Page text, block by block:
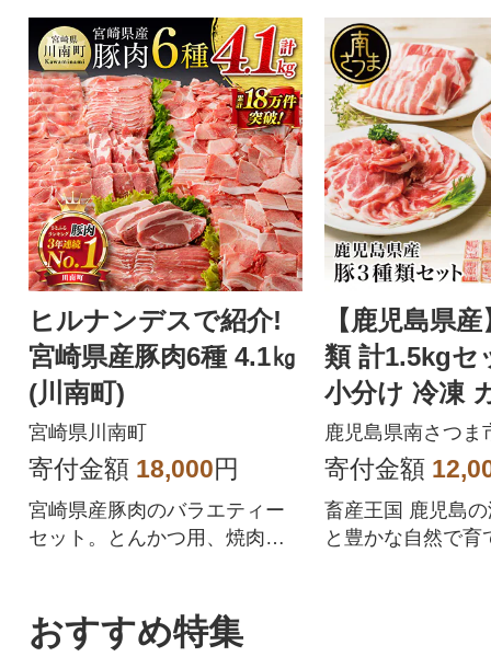
ヒルナンデスで紹介!
宮崎県産豚肉6種 4.1㎏
(川南町)
宮崎県川南町
寄付金額 18,000円
宮崎県産豚肉のバラエティー
セット。とんかつ用、焼肉
【鹿児島県
類 計1.5kgセ
小分け 冷凍
鹿児島県南さつま
寄付金額
畜産王国 鹿児島
と豊かな自然で育
おすすめ特集